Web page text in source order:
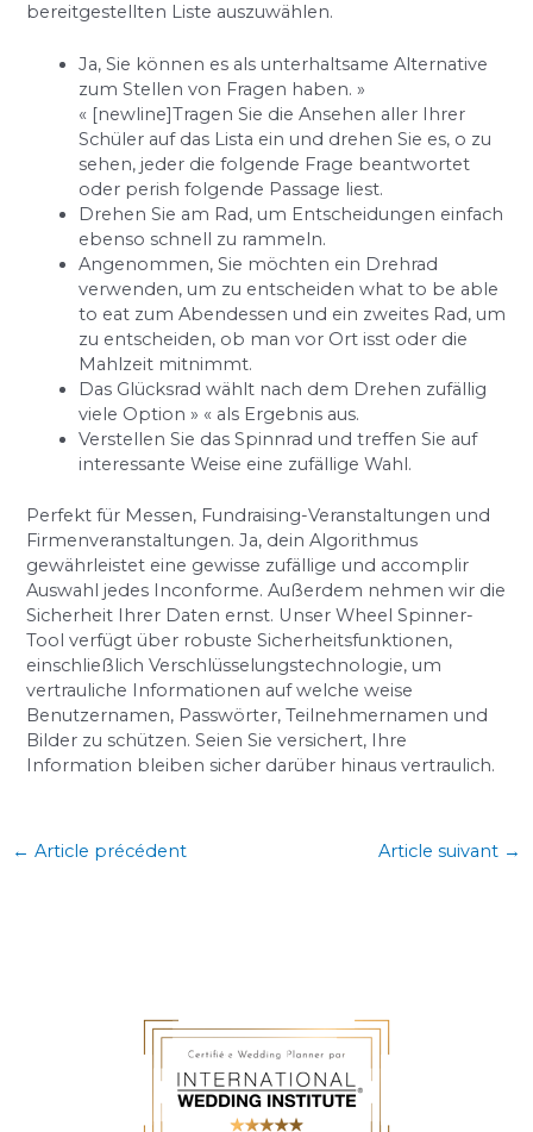
bereitgestellten Liste auszuwählen.
Ja, Sie können es als unterhaltsame Alternative
zum Stellen von Fragen haben. »
« [newline]Tragen Sie die Ansehen aller Ihrer
Schüler auf das Lista ein und drehen Sie es, o zu
sehen, jeder die folgende Frage beantwortet
oder perish folgende Passage liest.
Drehen Sie am Rad, um Entscheidungen einfach
ebenso schnell zu rammeln.
Angenommen, Sie möchten ein Drehrad
verwenden, um zu entscheiden what to be able
to eat zum Abendessen und ein zweites Rad, um
zu entscheiden, ob man vor Ort isst oder die
Mahlzeit mitnimmt.
Das Glücksrad wählt nach dem Drehen zufällig
viele Option » « als Ergebnis aus.
Verstellen Sie das Spinnrad und treffen Sie auf
interessante Weise eine zufällige Wahl.
Perfekt für Messen, Fundraising-Veranstaltungen und
Firmenveranstaltungen. Ja, dein Algorithmus
gewährleistet eine gewisse zufällige und accomplir
Auswahl jedes Inconforme. Außerdem nehmen wir die
Sicherheit Ihrer Daten ernst. Unser Wheel Spinner-
Tool verfügt über robuste Sicherheitsfunktionen,
einschließlich Verschlüsselungstechnologie, um
vertrauliche Informationen auf welche weise
Benutzernamen, Passwörter, Teilnehmernamen und
Bilder zu schützen. Seien Sie versichert, Ihre
Information bleiben sicher darüber hinaus vertraulich.
← Article précédent Article suivant →